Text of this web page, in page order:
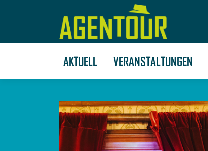
AKTUELL VERANSTALTUNGEN